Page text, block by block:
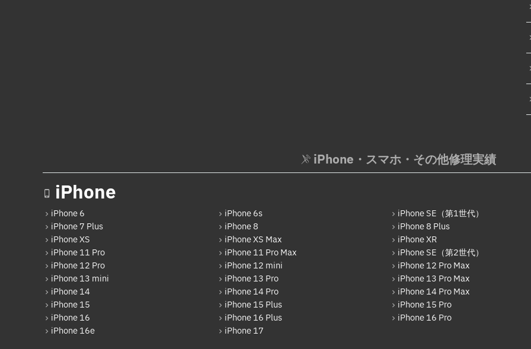
iPhone・スマホ・その他修理実績
iPhone
iPhone 6 iPhone 6s iPhone SE（第1世代）
iPhone 7 Plus
iPhone 8 iPhone 8 Plus
iPhone XS
iPhone XS Max iPhone XR
iPhone 11 Pro
iPhone 11 Pro Max iPhone SE（第2世代）
iPhone 12 Pro
iPhone 12 mini iPhone 12 Pro Max
iPhone 13 mini
iPhone 13 Pro iPhone 13 Pro Max
iPhone 14
iPhone 14 Pro iPhone 14 Pro Max
iPhone 15
iPhone 15 Plus iPhone 15 Pro
iPhone 16
iPhone 16 Plus iPhone 16 Pro
iPhone 16e
iPhone 17